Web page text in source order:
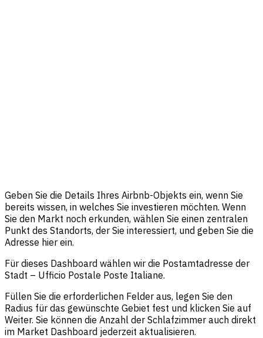
Geben Sie die Details Ihres Airbnb-Objekts ein, wenn Sie
bereits wissen, in welches Sie investieren möchten. Wenn
Sie den Markt noch erkunden, wählen Sie einen zentralen
Punkt des Standorts, der Sie interessiert, und geben Sie die
Adresse hier ein.
Für dieses Dashboard wählen wir die Postamtadresse der
Stadt – Ufficio Postale Poste Italiane.
Füllen Sie die erforderlichen Felder aus, legen Sie den
Radius für das gewünschte Gebiet fest und klicken Sie auf
Weiter. Sie können die Anzahl der Schlafzimmer auch direkt
im Market Dashboard jederzeit aktualisieren.